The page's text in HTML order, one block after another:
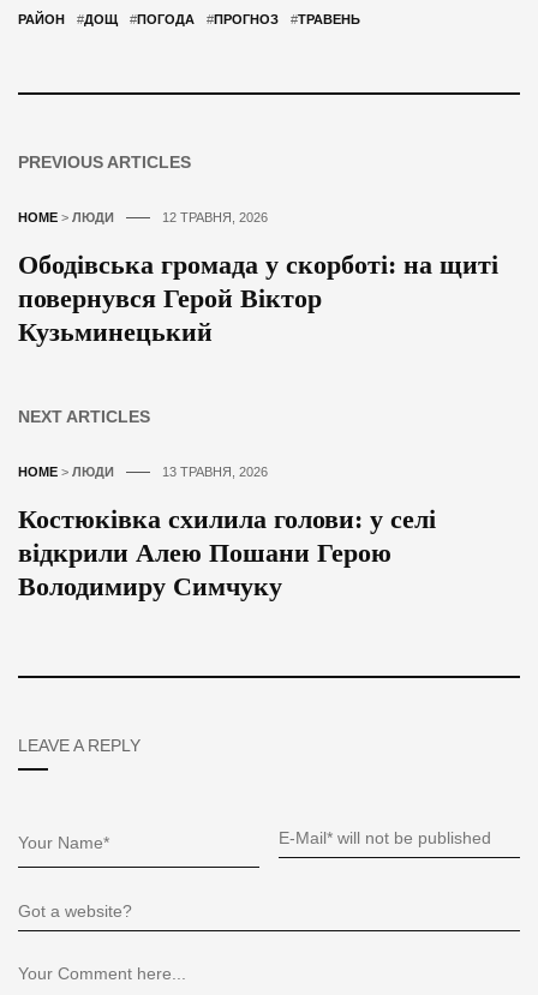
РАЙОН
#ДОЩ #ПОГОДА #ПРОГНОЗ #ТРАВЕНЬ
PREVIOUS ARTICLES
HOME > ЛЮДИ 12 ТРАВНЯ, 2026
Ободівська громада у скорботі: на щиті
повернувся Герой Віктор
Кузьминецький
NEXT ARTICLES
HOME > ЛЮДИ 13 ТРАВНЯ, 2026
Костюківка схилила голови: у селі
відкрили Алею Пошани Герою
Володимиру Симчуку
LEAVE A REPLY